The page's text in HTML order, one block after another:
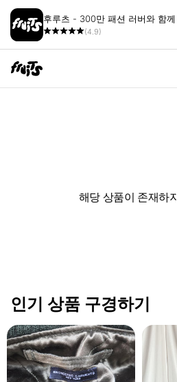
후루츠 - 300만 패션 러버와 함
(4.9)
해당 상품이 존재하
인기 상품 구경하기